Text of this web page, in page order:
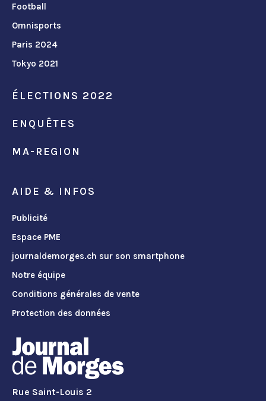
Football
Omnisports
Paris 2024
Tokyo 2021
ÉLECTIONS 2022
ENQUÊTES
MA-REGION
AIDE & INFOS
Publicité
Espace PME
journaldemorges.ch sur son smartphone
Notre équipe
Conditions générales de vente
Protection des données
Rue Saint-Louis 2